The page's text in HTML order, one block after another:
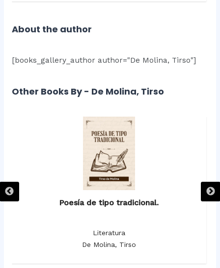
About the author
[books_gallery_author author="De Molina, Tirso"]
Other Books By - De Molina, Tirso
Poesía de tipo tradicional.
Literatura
De Molina, Tirso